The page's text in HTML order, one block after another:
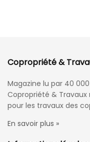
Copropriété &
Magazine lu par 40
Copropriété & Travaux
pour les travaux des
En savoir plus »